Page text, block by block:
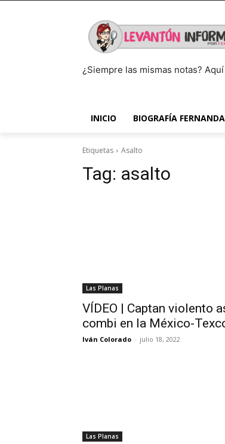
¿Siempre las mismas notas?
INICIO BIOGRAFÍA
Etiquetas Asalto
Tag: asalto
Las Planas
VÍDEO | Captan violento
combi en la México-
Iván Colorado - julio 18, 2022
Las Planas